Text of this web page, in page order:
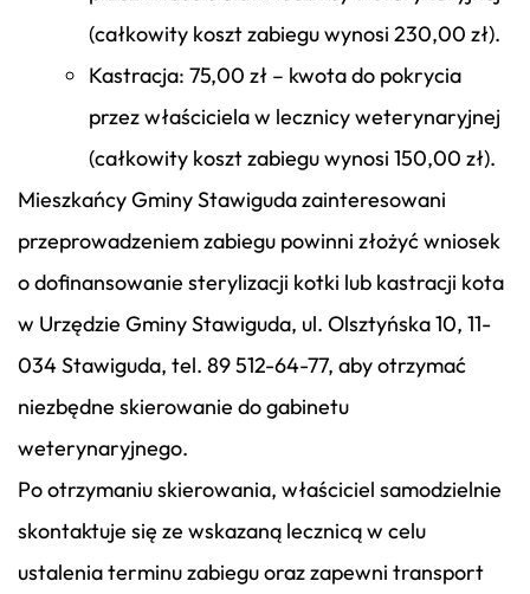
(całkowity koszt zabiegu wynosi 230,00 zł).
Kastracja: 75,00 zł – kwota do pokrycia
przez właściciela w lecznicy weterynaryjnej
(całkowity koszt zabiegu wynosi 150,00 zł).
Mieszkańcy Gminy Stawiguda zainteresowani
przeprowadzeniem zabiegu powinni złożyć wniosek
o dofinansowanie sterylizacji kotki lub kastracji kota
w Urzędzie Gminy Stawiguda, ul. Olsztyńska 10, 11-
034 Stawiguda, tel. 89 512-64-77, aby otrzymać
niezbędne skierowanie do gabinetu
weterynaryjnego.
Po otrzymaniu skierowania, właściciel samodzielnie
skontaktuje się ze wskazaną lecznicą w celu
ustalenia terminu zabiegu oraz zapewni transport